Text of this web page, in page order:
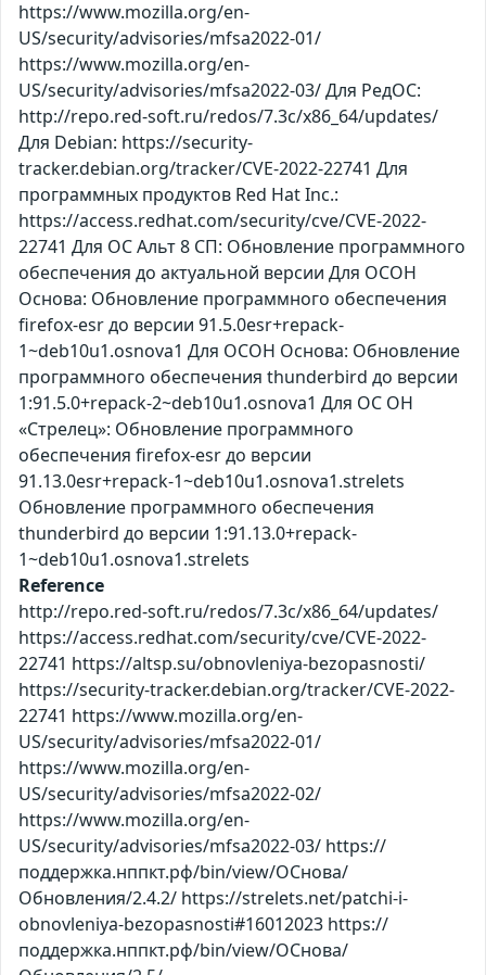
https://www.mozilla.org/en-
US/security/advisories/mfsa2022-01/
https://www.mozilla.org/en-
US/security/advisories/mfsa2022-03/ Для РедОС:
http://repo.red-soft.ru/redos/7.3c/x86_64/updates/
Для Debian: https://security-
tracker.debian.org/tracker/CVE-2022-22741 Для
программных продуктов Red Hat Inc.:
https://access.redhat.com/security/cve/CVE-2022-
22741 Для ОС Альт 8 СП: Обновление программного
обеспечения до актуальной версии Для ОСОН
Основа: Обновление программного обеспечения
firefox-esr до версии 91.5.0esr+repack-
1~deb10u1.osnova1 Для ОСОН Основа: Обновление
программного обеспечения thunderbird до версии
1:91.5.0+repack-2~deb10u1.osnova1 Для ОС ОН
«Стрелец»: Обновление программного
обеспечения firefox-esr до версии
91.13.0esr+repack-1~deb10u1.osnova1.strelets
Обновление программного обеспечения
thunderbird до версии 1:91.13.0+repack-
1~deb10u1.osnova1.strelets
Reference
http://repo.red-soft.ru/redos/7.3c/x86_64/updates/
https://access.redhat.com/security/cve/CVE-2022-
22741 https://altsp.su/obnovleniya-bezopasnosti/
https://security-tracker.debian.org/tracker/CVE-2022-
22741 https://www.mozilla.org/en-
US/security/advisories/mfsa2022-01/
https://www.mozilla.org/en-
US/security/advisories/mfsa2022-02/
https://www.mozilla.org/en-
US/security/advisories/mfsa2022-03/ https://
поддержка.нппкт.рф/bin/view/ОСнова/
Обновления/2.4.2/ https://strelets.net/patchi-i-
obnovleniya-bezopasnosti#16012023 https://
поддержка.нппкт.рф/bin/view/ОСнова/